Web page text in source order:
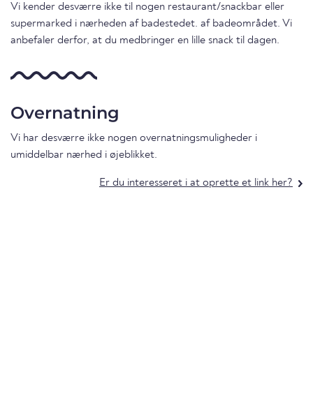
Vi kender desværre ikke til nogen restaurant/snackbar eller
supermarked i nærheden af badestedet. af badeområdet. Vi
anbefaler derfor, at du medbringer en lille snack til dagen.
Overnatning
Vi har desværre ikke nogen overnatningsmuligheder i
umiddelbar nærhed i øjeblikket.
Er du interesseret i at oprette et link her?